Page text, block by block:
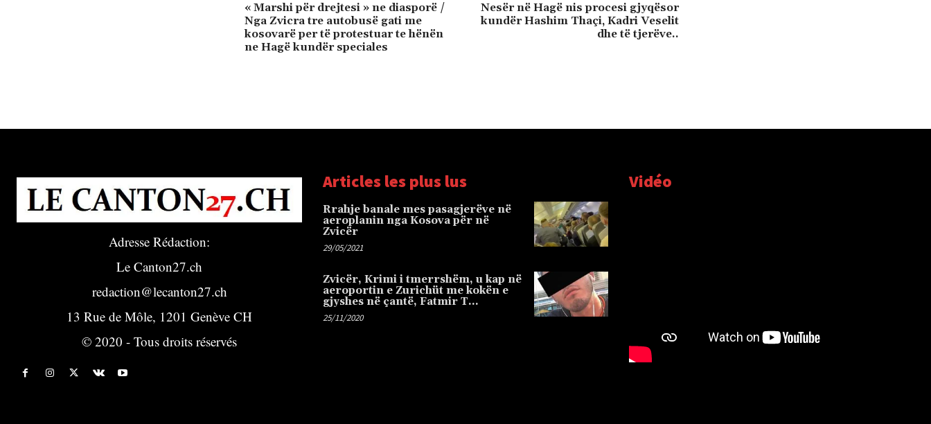
« Marshi për drejtesi » ne diasporë /
Nga Zvicra tre autobusë gati me
kosovarë per të protestuar te hënën
ne Hagë kundër speciales
Nesër në Hagë nis procesi gjyqësor
kundër Hashim Thaçi, Kadri Veselit
dhe të tjerëve..
Adresse Rédaction:
Le Canton27.ch
redaction@lecanton27.ch
13 Rue de Môle, 1201 Genève CH
© 2020 - Tous droits réservés
Articles les plus lus
Rrahje banale mes pasagjerëve në
aeroplanin nga Kosova për në
Zvicër
29/05/2021
Zvicër, Krimi i tmerrshëm, u kap në
aeroportin e Zurichüt me kokën e
gjyshes në çantë, Fatmir T…
25/11/2020
Vidéo